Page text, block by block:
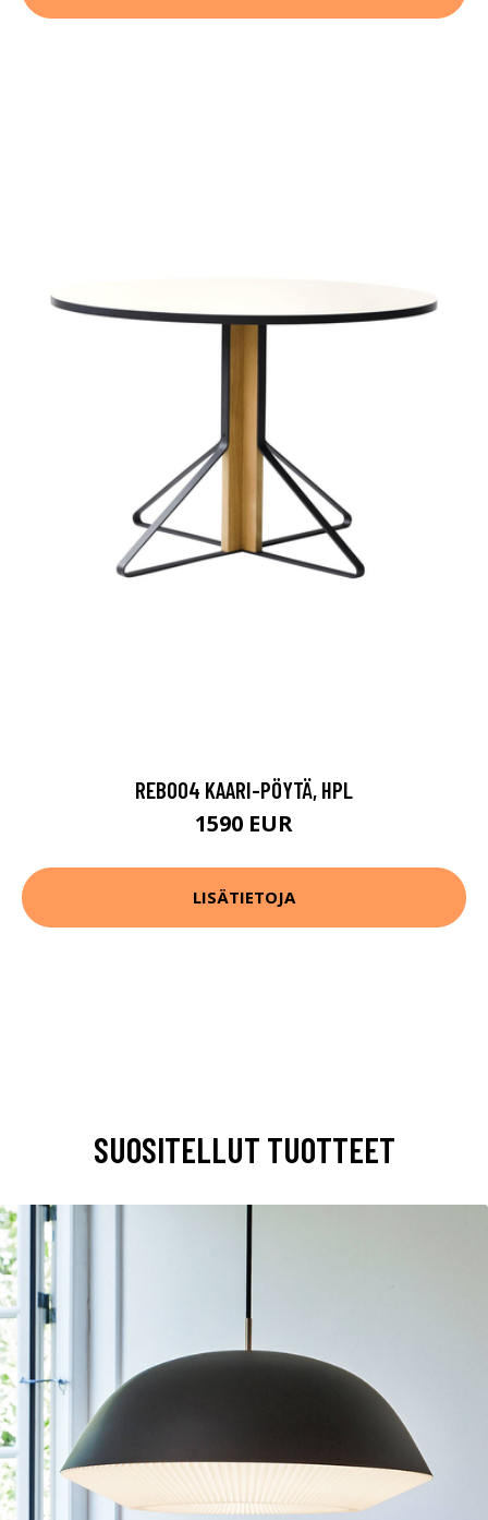
REB004 KAARI-PÖYTÄ, HPL
1590 EUR
LISÄTIETOJA
SUOSITELLUT TUOTTEET